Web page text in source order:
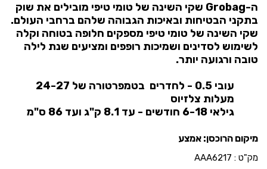
ה-Grobag שקי השינה של טומי טיפי מובילים את שוק
בתקני הבטיחות ובאיכות הגבוהה שלהם ברחבי העולם.
שקי השינה של טומי טיפי מספקים חלופה בטוחה וקלה
לשימוש לסדינים ושמיכות רופפים ומציעים שנת לילה
טובה ורגועה יותר.
עובי 0.5 - לחדרים בטמפרטורה של 24-27
מעלות צלזיוס
גילאי 6-18 חודשים - עד 8.1 ק"ג ועד 86 ס"מ
מיקום הרוכסן: אמצע
מק"ט : AAA6217